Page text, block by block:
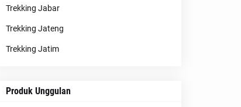
Trekking Jabar
Trekking Jateng
Trekking Jatim
Produk Unggulan